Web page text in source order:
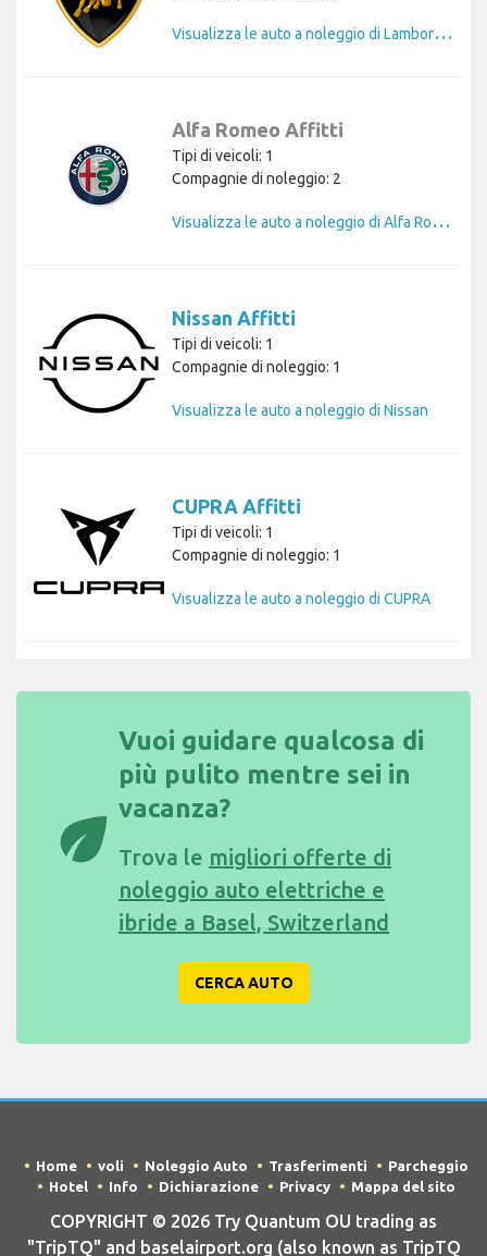
V
isualizza le auto a noleggio di Lamborghini
Alfa Romeo Affitti
Tipi di veicoli: 1
Compagnie di noleggio: 2
V
isualizza le auto a noleggio di Alfa Romeo
Nissan Affitti
Tipi di veicoli: 1
Compagnie di noleggio: 1
Visualizza le auto a noleggio di Nissan
CUPRA Affitti
Tipi di veicoli: 1
Compagnie di noleggio: 1
Visualizza le auto a noleggio di CUPRA
eco
Vuoi guidare qualcosa di
più pulito mentre sei in
vacanza?
Trova le migliori offerte di
noleggio auto elettriche e
ibride a Basel, Switzerland
CERCA AUTO
Home voli Noleggio Auto Trasferimenti
Parcheggio
Hotel
Info Dichiarazione Privacy Mappa del sito
COPYRIGHT © 2026 Try Quantum OU trading as
"TripTQ" and baselairport.org (also known as TripTQ